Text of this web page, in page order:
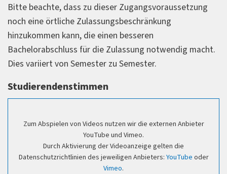
Phoenix Contact
aber auch bei kleinen oder mittelständischen
Unternehmen
Bitte beachte, dass zu dieser Zugangsvoraussetzung
noch eine örtliche Zulassungsbeschränkung
hinzukommen kann, die einen besseren
Bachelorabschluss für die Zulassung notwendig macht.
Dies variiert von Semester zu Semester.
Studierendenstimmen
Zum Abspielen von Videos nutzen wir die externen Anbieter
YouTube und Vimeo.
Durch Aktivierung der Videoanzeige gelten die
Datenschutzrichtlinien des jeweiligen Anbieters: YouTube oder
Vimeo.